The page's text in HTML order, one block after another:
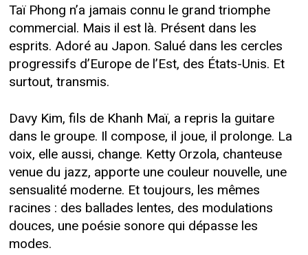
Taï Phong n’a jamais connu le grand triomphe
commercial. Mais il est là. Présent dans les
esprits. Adoré au Japon. Salué dans les cercles
progressifs d’Europe de l’Est, des États-Unis. Et
surtout, transmis.
Davy Kim, fils de Khanh Maï, a repris la guitare
dans le groupe. Il compose, il joue, il prolonge. La
voix, elle aussi, change. Ketty Orzola, chanteuse
venue du jazz, apporte une couleur nouvelle, une
sensualité moderne. Et toujours, les mêmes
racines : des ballades lentes, des modulations
douces, une poésie sonore qui dépasse les
modes.